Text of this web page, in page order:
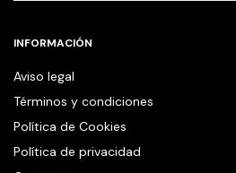
INFORMACIÓN
Aviso legal
Términos y condiciones
Política de Cookies
Política de privacidad